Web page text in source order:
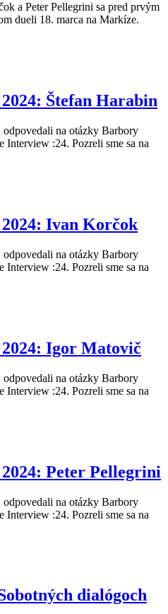
a Peter Pellegrini sa pred prvým
dueli 18. marca na Markíze.
Štefan Harabin
na otázky Barbory
Interview :24. Pozreli sme sa na
Ivan Korčok
na otázky Barbory
Interview :24. Pozreli sme sa na
Igor Matovič
na otázky Barbory
Interview :24. Pozreli sme sa na
Peter Pellegrini
na otázky Barbory
Interview :24. Pozreli sme sa na
dialógoch